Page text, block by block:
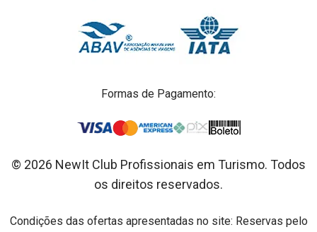
Formas de Pagamento:
© 2026 NewIt Club Profissionais em Turismo. Todos
os direitos reservados.
Condições das ofertas apresentadas no site: Reservas pelo